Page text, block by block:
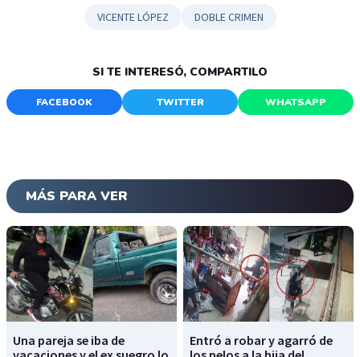
VICENTE LÓPEZ DOBLE CRIMEN
SI TE INTERESÓ, COMPARTILO
FACEBOOK TWITTER WHATSAPP
MÁS PARA VER
Una pareja se iba de
Entró a robar y agarró de